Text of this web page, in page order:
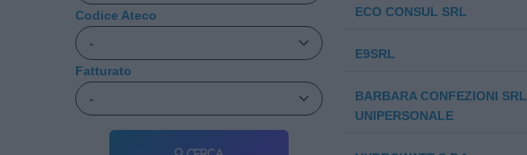
Codice Ateco
Fatturato
Cerca
ECO CONSUL SRL
E9SRL
BARBARA CONFEZIONI SRL
UNIPERSONALE